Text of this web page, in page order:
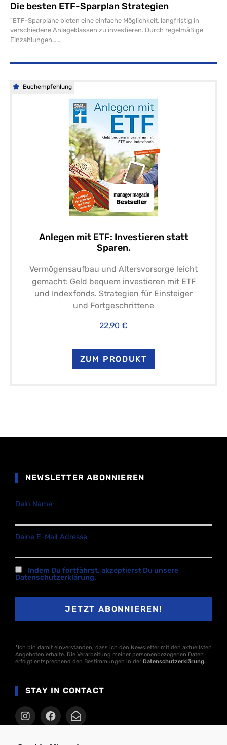
Die besten ETF-Sparplan Strategien
"ETF-Sparpläne bieten eine einfache Möglichkeit, langfristig in
verschiedene Anlageklassen zu investieren. Durch regelmäßige
Einzahlungen…
Anlegen mit ETF: Investieren statt
Sparen.
Vermögensaufbau und Altersvorsorge leicht
gemacht: Geld bequem investieren mit ETF
und Indexfonds. Strategien für Einsteiger
und Fortgeschrittene
22,90 €
ZUM PRODUKT
Buchempfehlung
STAY IN CONTACT
NEWSLETTER ABONNIEREN
Dein Name
Deine E-Mail Adresse
Indem Du fortfährst, akzeptierst Du unsere
Datenschutzerklärung.
*Ich bin damit einverstanden, dass ich den Newsletter mit den aktuellsten
Angeboten erhalte. Die Verarbeitung meiner personenbezogenen Daten
erfolgt entsprechend den Bestimmungen in der Datenschutzerklärung.